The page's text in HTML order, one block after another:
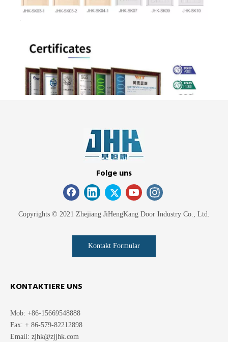
Folge uns
Copyrights © 2021 Zhejiang JiHengKang Door Industry Co., Ltd.
Kontakt Formular
KONTAKTIERE UNS
Mob: +86-15669548888
Fax: + 86-579-82212898
Email: zjhk@zjjhk.com